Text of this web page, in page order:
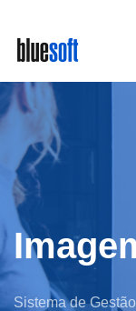
main
content
Sistema de